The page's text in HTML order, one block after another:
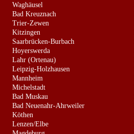
Waghäusel
Bad Kreuznach
Trier-Zewen
Kitzingen
Saarbrücken-Burbach
Hoyerswerda
Lahr (Ortenau)
Leipzig-Holzhausen
Mannheim
Michelstadt
Bad Muskau
Bad Neuenahr-Ahrweiler
Köthen
Lenzen/Elbe